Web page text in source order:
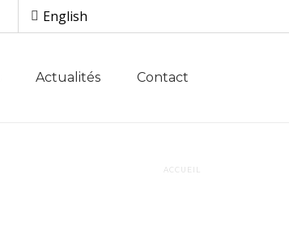
English
Actualités Contact
ACCUEIL